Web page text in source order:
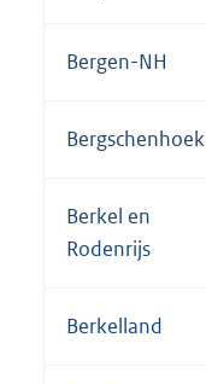
Bergen-NH
Bergschenhoek
Berkel en
Rodenrijs
Berkelland